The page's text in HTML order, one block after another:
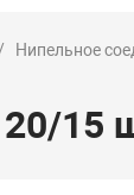
Нипельное
15